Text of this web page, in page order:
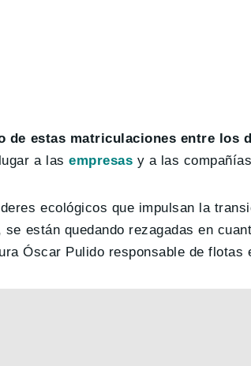
de estas matriculaciones entre los
a lasempresas y a las
ecológicos que impulsan la
están quedando rezagadas en
Óscar Pulido responsable de flotas